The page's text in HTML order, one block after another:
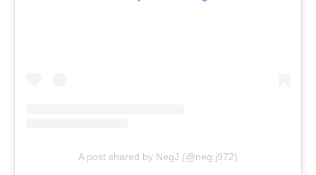
A post shared by NegJ (@neg.j972)